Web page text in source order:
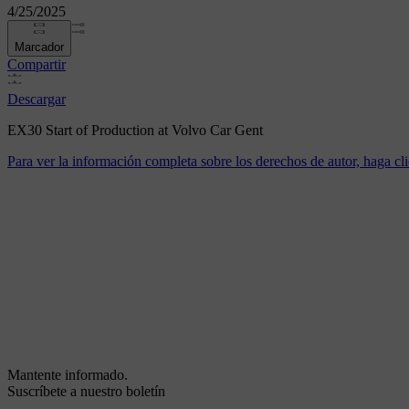
4/25/2025
Marcador
Compartir
Descargar
EX30 Start of Production at Volvo Car Gent
Para ver la información completa sobre los derechos de autor, haga